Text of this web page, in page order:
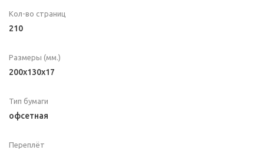
Кол-во страниц
210
Размеры (мм.)
200x130x17
Тип бумаги
офсетная
Переплёт